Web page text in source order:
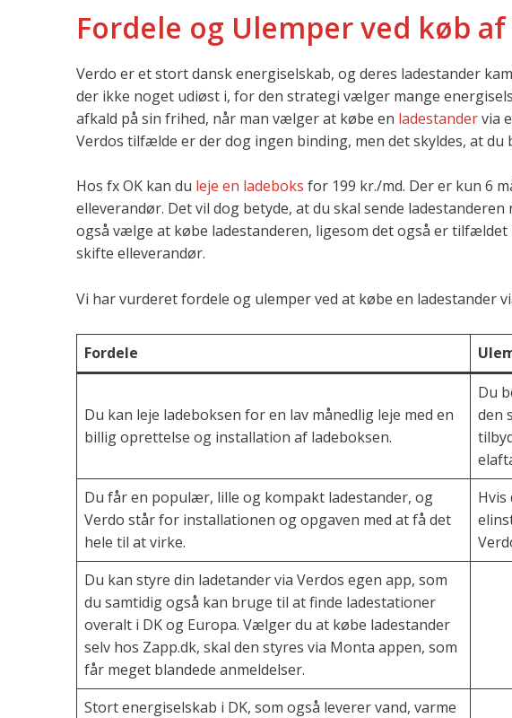
Fordele og Ulemper ved køb
Verdo er et stort dansk energiselskab, og deres ladestander
der ikke noget udiøst i, for den strategi vælger mange
afkald på sin frihed, når man vælger at købe en ladestandervia
Verdos tilfælde er der dog ingen binding, men det skyldes, at
Hos fx OK kan du leje en ladeboks for 199 kr./md. Der er kun 6
elleverandør. Det vil dog betyde, at du skal sende
også vælge at købe ladestanderen, ligesom det også er
skifte elleverandør.
Vi har vurderet fordele og ulemper ved at købe en ladestander
Fordele
Du kan leje ladeboksen for en lav månedlig leje med en
billig oprettelse og installation af ladeboksen.
Du
den
Du får en populær, lille og kompakt ladestander, og
Verdo står for installationen og opgaven med at få det
hele til at virke.
Du kan styre din ladetander via Verdos egen app, som
du samtidig også kan bruge til at finde ladestationer
overalt i DK og Europa. Vælger du at købe ladestander
selv hos Zapp.dk, skal den styres via Monta appen, som
får meget blandede anmeldelser.
Stort energiselskab i DK, som også leverer vand, varme